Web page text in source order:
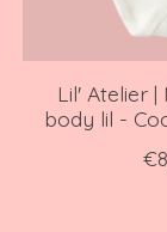
Lil' Atelier |
body lil -